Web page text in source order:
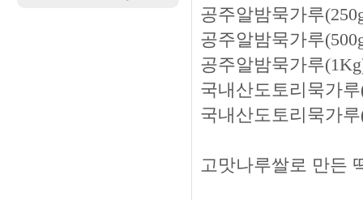
공주알밤묵가루
공주알밤묵가루
공주알밤묵가루
국내산도토리묵가
국내산도토리묵가
고맛나루쌀로 만든